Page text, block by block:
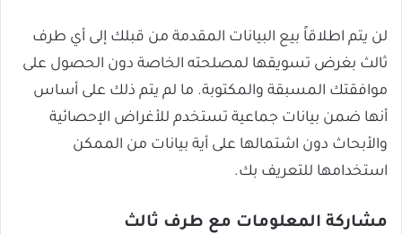
لن يتم اطلاقاً بيع البيانات المقدمة من قبلك إلى أي طرف
ثالث بغرض تسويقها لمصلحته الخاصة دون الحصول على
موافقتك المسبقة والمكتوبة. ما لم يتم ذلك على أساس
أنها ضمن بيانات جماعية تستخدم للأغراض الإحصائية
والأبحاث دون اشتمالها على أية بيانات من الممكن
استخدامها للتعريف بك.
مشاركة المعلومات مع طرف ثالث